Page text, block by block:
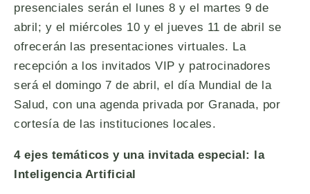
presenciales serán el lunes 8 y el martes 9 de
abril; y el miércoles 10 y el jueves 11 de abril se
ofrecerán las presentaciones virtuales. La
recepción a los invitados VIP y patrocinadores
será el domingo 7 de abril, el día Mundial de la
Salud, con una agenda privada por Granada, por
cortesía de las instituciones locales.
4 ejes temáticos y una invitada especial: la
Inteligencia Artificial